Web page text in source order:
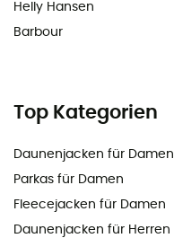
Helly Hansen
Barbour
Top Kategorien
Daunenjacken für Damen
Parkas für Damen
Fleecejacken für Damen
Daunenjacken für Herren